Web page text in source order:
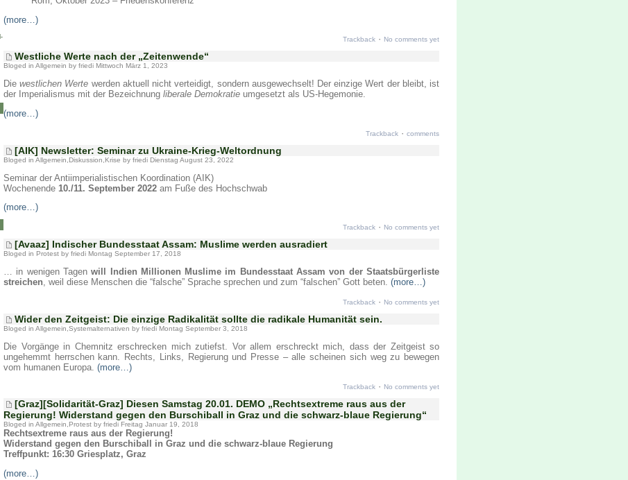
(more…)
Trackback · No comments yet
Westliche Werte nach der „Zeitenwende“
Bloged in Allgemein by friedi Mittwoch März 1, 2023
Diewestlichen Werte werden aktuell nicht verteidigt, sondern ausgewechselt! Der einzige Wert der bleibt, ist
der Imperialismus mit der Bezeichnung liberale Demokratie umgesetzt als US-Hegemonie.
(more…)
Trackback · comments
[AIK] Newsletter: Seminar zu Ukraine-Krieg-Weltordnung
Bloged in Allgemein Diskussion Krise by friedi Dienstag August 23, 2022
Seminar der Antiimperialistischen Koordination (AIK)
Wochenende 10./11. September 2022 am Fuße des Hochschwab
(more…)
Trackback · No comments yet
[Avaaz] Indischer Bundesstaat Assam: Muslime werden ausradiert
Bloged in Protest by friedi Montag September 17, 2018
… in wenigen Tagenwill Indien Millionen Muslime im Bundesstaat Assam von der Staatsbürgerliste
streichen , weil diese Menschen die “falsche” Sprache sprechen und zum “falschen” Gott beten. (more…)
Trackback · No comments yet
Wider den Zeitgeist: Die einzige Radikalität sollte die radikale Humanität sein.
Bloged in Allgemein Systemalternativen by friedi Montag September 3, 2018
Die Vorgänge in Chemnitz erschrecken mich zutiefst. Vor allem erschreckt mich, dass der Zeitgeist so
ungehemmt herrschen kann. Rechts, Links, Regierung und Presse – alle scheinen sich weg zu bewegen
vom humanen Europa. (more…)
Trackback · No comments yet
[Graz][Solidarität-Graz] Diesen Samstag 20.01. DEMO „Rechtsextreme raus aus der
Regierung! Widerstand gegen den Burschiball in Graz und die schwarz-blaue Regierung“
Bloged in Allgemein,Protest by friedi Freitag Januar 19, 2018
Rechtsextreme raus aus der Regierung!
Widerstand gegen den Burschiball in Graz und die schwarz-blaue Regierung
Treffpunkt: 16:30 Griesplatz, Graz
(more…)